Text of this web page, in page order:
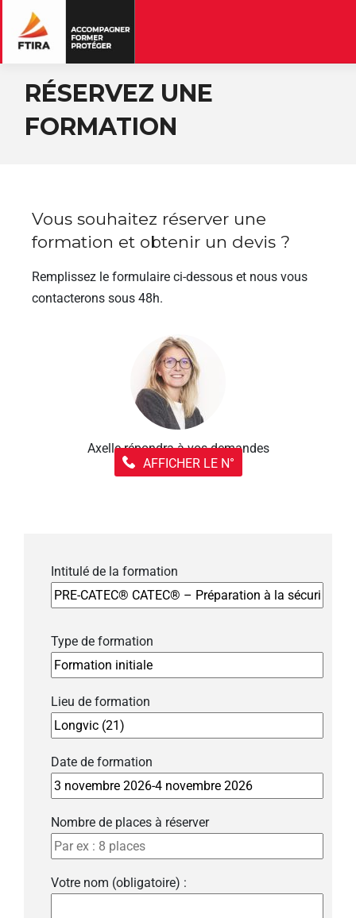
RÉSERVEZ UNE
FORMATION
Vous souhaitez réserver une
formation et obtenir un devis ?
Remplissez le formulaire ci-dessous et nous vous
contacterons sous 48h.
Axelle répondra à vos demandes
AFFICHER LE N°
Intitulé de la formation
Type de formation
Lieu de formation
Date de formation
Nombre de places à réserver
Votre nom (obligatoire) :